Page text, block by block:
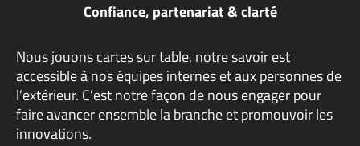
Confiance, partenariat & clarté
Nous jouons cartes sur table, notre savoir est
accessible à nos équipes internes et aux personnes de
l’extérieur. C’est notre façon de nous engager pour
faire avancer ensemble la branche et promouvoir les
innovations.